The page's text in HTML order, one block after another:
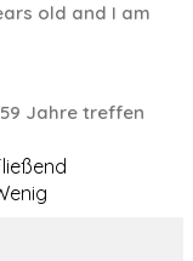
old and I am
Jahre treffen